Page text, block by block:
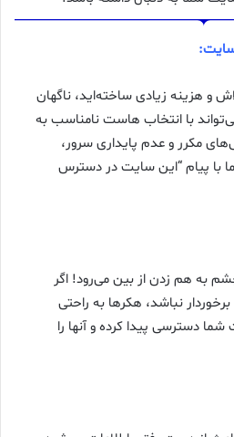
و هزینه زیادی ساخته‌اید، ناگهان
با انتخاب هاست نامناسب به
مکرر و عدم پایداری سرور،
با پیام “این سایت در دسترس
به هم زدن از بین می‌رود! اگر
نباشد، هکرها به راحتی
دسترسی پیدا کرده و آنها را